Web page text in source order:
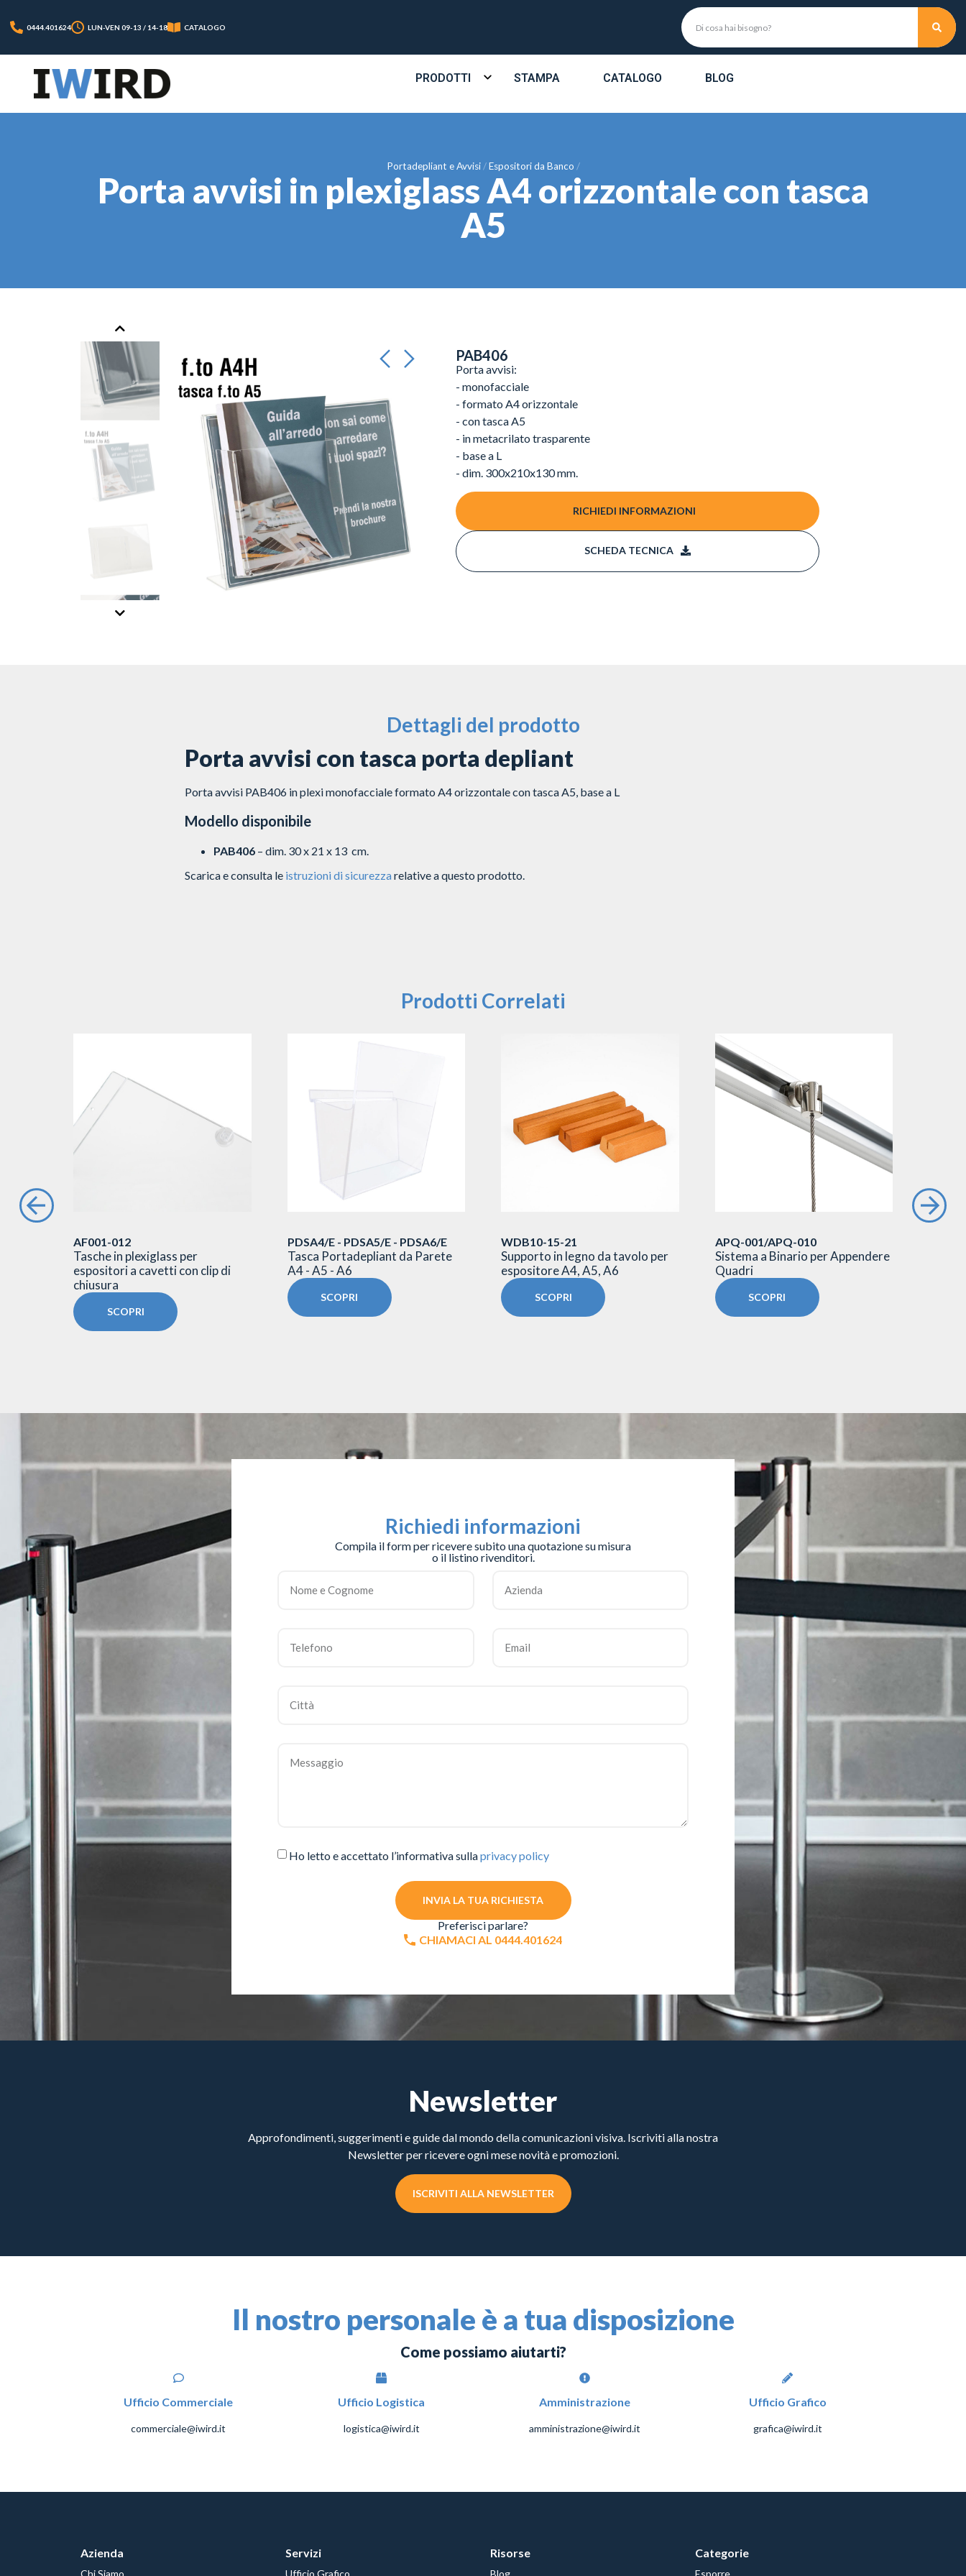
0444.401624 LUN-VEN 09-13 / 14-18 CATALOGO
PRODOTTI STAMPA CATALOGO BLOG
Portadepliant e Avvisi Espositori da Banco
Porta avvisi in plexiglass A4 orizzontale con tasca
A5
PAB406
Porta avvisi:
- monofacciale
- formato A4 orizzontale
- con tasca A5
- in metacrilato trasparente
- base a L
- dim. 300x210x130 mm.
RICHIEDI INFORMAZIONI
SCHEDA TECNICA
Dettagli del prodotto
Porta avvisi con tasca porta depliant
Porta avvisi PAB406 in plexi monofacciale formato A4 orizzontale con tasca A5, base a L
Modello disponibile
PAB406– dim. 30 x 21 x 13 cm.
Scarica e consulta le istruzioni di sicurezzarelative a questo prodotto.
Prodotti Correlati
AF001-012
Tasche in plexiglass per
espositori a cavetti con clip di
chiusura
SCOPRI
PDSA4/E - PDSA5/E - PDSA6/E
Tasca Portadepliant da Parete
A4 - A5 - A6
SCOPRI
WDB10-15-21
Supporto in legno da tavolo per
espositore A4, A5, A6
SCOPRI
APQ-001/APQ-010
Sistema a Binario per Appendere
Quadri
SCOPRI
Richiedi informazioni
Compila il form per ricevere subito una quotazione su misura
o il listino rivenditori.
Ho letto e accettato l’informativa sullaprivacy policy
INVIA LA TUA RICHIESTA
Preferisci parlare?
CHIAMACI AL 0444.401624
Newsletter
Approfondimenti, suggerimenti e guide dal mondo della comunicazioni visiva. Iscriviti alla nostra
Newsletter per ricevere ogni mese novità e promozioni.
ISCRIVITI ALLA NEWSLETTER
Il nostro personale è a tua disposizione
Come possiamo aiutarti?
Ufficio Commerciale
commerciale@iwird.it
Ufficio Logistica
logistica@iwird.it
Amministrazione
amministrazione@iwird.it
Ufficio Grafico
grafica@iwird.it
Azienda Servizi Risorse Categorie